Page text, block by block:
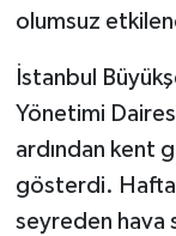
olumsuz
İstanbul
Yönetimi Dairesi
ardından kent
gösterdi. Hafta
seyreden hava